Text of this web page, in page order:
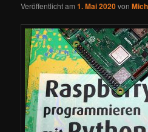
Veröffentlicht am1. Mai 2020von